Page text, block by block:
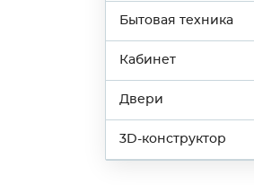
Бытовая техника
Кабинет
Двери
3D-конструктор